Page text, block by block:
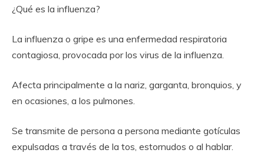
¿Qué es la influenza?
La influenza o gripe es una enfermedad respiratoria
contagiosa, provocada por los virus de la influenza.
Afecta principalmente a la nariz, garganta, bronquios, y
en ocasiones, a los pulmones.
Se transmite de persona a persona mediante gotículas
expulsadas a través de la tos, estornudos o al hablar.